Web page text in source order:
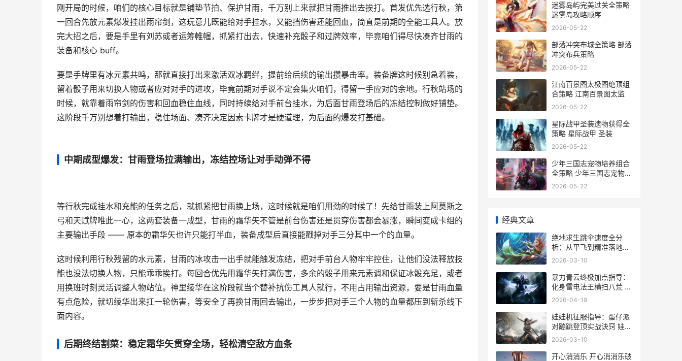
刚开局的时候，咱们的核心目标就是铺垫节拍、保护甘雨，千万别上来就把甘雨推出去挨打。首发优先选行秋，第
一回合先放元素爆发挂出雨帘剑，这玩意儿既能给对手挂水，又能挡伤害还能回血，简直是前期的全能工具人。放
完大招之后，要是手里有刘苏或者运筹帷幄，抓紧打出去，快速补充骰子和过牌效率，毕竟咱们得尽快凑齐甘雨的
装备和核心 buff。
要是手牌里有冰元素共鸣，那就直接打出来激活双冰羁绊，提前给后续的输出攒暴击率。装备牌这时候别急着装，
留着骰子用来切换人物或者应对对手的进攻，毕竟前期对手说不定会集火咱们，得留一手应对的余地。行秋站场的
时候，就靠着雨帘剑的伤害和回血稳住血线，同时持续给对手前台挂水，为后面甘雨登场后的冻结控制做好铺垫。
这阶段千万别想着打输出，稳住场面、凑齐决定因素卡牌才是硬道理，为后面的爆发打基础。
中期成型爆发：甘雨登场拉满输出，冻结控场让对手动弹不得
等行秋完成挂水和充能的任务之后，就抓紧把甘雨换上场，这时候就是咱们用劲的时候了！先给甘雨装上阿莫斯之
弓和天赋牌唯此一心，这两套装备一成型，甘雨的霜华矢不管是前台伤害还是贯穿伤害都会暴涨，瞬间变成卡组的
主要输出手段 —— 原本的霜华矢也许只能打半血，装备成型后直接能戳掉对手三分其中一个的血量。
这时候利用行秋残留的水元素，甘雨的冰攻击一出手就能触发冻结，把对手前台人物牢牢控住，让他们没法释放技
能也没法切换人物，只能乖乖挨打。每回合优先用霜华矢打满伤害，多余的骰子用来元素调和保证冰骰充足，或者
用换班时刻灵活调整人物站位。神里绫华在这阶段就当个替补抗伤工具人就行，不用占用输出资源，要是甘雨血量
有点危险，就切绫华出来扛一轮伤害，等安全了再换甘雨回去输出，一步步把对手三个人物的血量都压到斩杀线下
面内容。
后期终结割菜：稳定霜华矢贯穿全场，轻松清空敌方血条
迷雾岛屿完美过关全策略
迷雾岛攻略顺序
2026-05-22
部落冲突布城全策略 部落
冲突布兵策略
2026-05-22
江南百景图太极图绝顶组
合策略 江南百景图太监
2026-05-22
星际战甲圣装遗物获得全
策略 星际战甲 圣装
2026-05-22
少年三国志宠物培养组合
全策略 少年三国志宠物上
阵和护佑哪个重要
2026-05-22
经典文章
绝地求生跳伞速度全分
析：从平飞到精准落地的
进阶诀窍 绝地求生跳伞速
2026-03-10
暴力青云终极加点指导：
化身雷电法王横扫八荒 暴
力青云技能加点
2026-04-19
娃娃机征服指导：蛋仔派
对蹦跳登顶实战诀窍 娃娃
机游戏视频
2026-03-10
开心消消乐 开心消消乐破